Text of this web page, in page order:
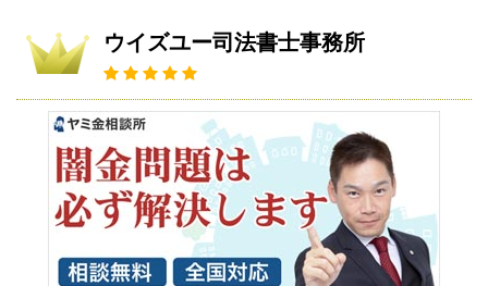
ウイズユー司法書士事務所